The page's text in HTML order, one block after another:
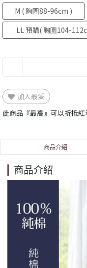
M ( 胸圍88-96cm )
LL 預購( 胸圍104-112c
m )
加入最愛
此商品『最高』可以折抵紅
商品介紹
商品介紹